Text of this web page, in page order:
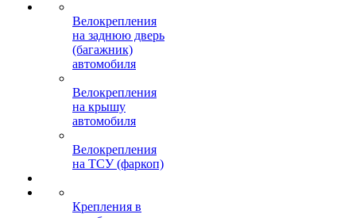
Велокрепления
на заднюю дверь
(багажник)
автомобиля
Велокрепления
на крышу
автомобиля
Велокрепления
на ТСУ (фаркоп)
Крепления в